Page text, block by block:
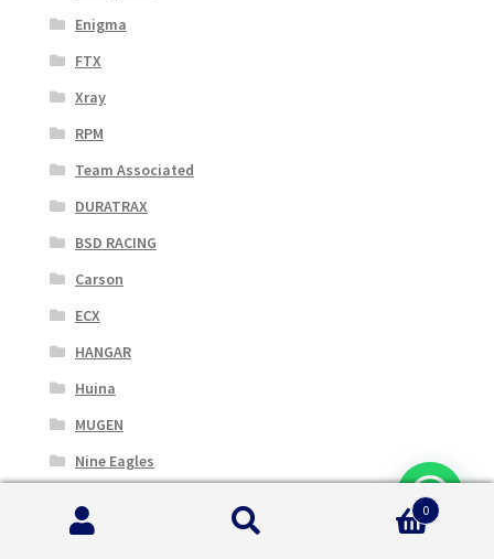
Enigma
FTX
Xray
RPM
Team Associated
DURATRAX
BSD RACING
Carson
ECX
HANGAR
Huina
MUGEN
Nine Eagles
Robbe
0